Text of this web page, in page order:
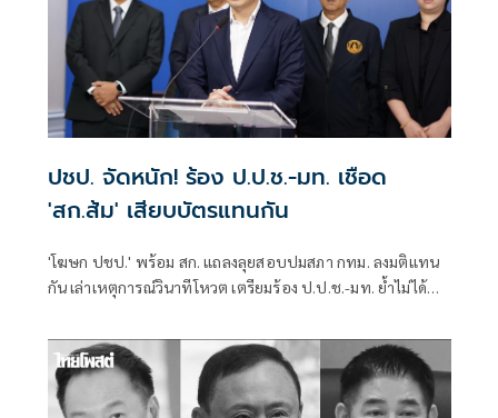
ปชป. จัดหนัก! ร้อง ป.ป.ช.-มท. เชือด
'สก.ส้ม' เสียบบัตรแทนกัน
'โฆษก ปชป.' พร้อม สก. แถลงลุยสอบปมสภา กทม. ลงมติแทน
กัน เล่าเหตุการณ์วินาทีโหวต เตรียมร้อง ป.ป.ช.-มท. ย้ำไม่ได้